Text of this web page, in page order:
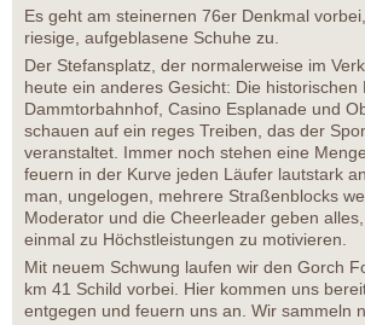
Es geht am steinernen 76er Denkmal
riesige, aufgeblasene Schuhe zu.
Der Stefansplatz, der normalerweise im
heute ein anderes Gesicht: Die historischen
Dammtorbahnhof, Casino Esplanade und
schauen auf ein reges Treiben, das der
veranstaltet. Immer noch stehen eine
feuern in der Kurve jeden Läufer lautstark
man, ungelogen, mehrere Straßenblocks
Moderator und die Cheerleader geben
einmal zu Höchstleistungen zu motivieren.
Mit neuem Schwung laufen wir den Gorch
km 41 Schild vorbei. Hier kommen uns
entgegen und feuern uns an. Wir sammeln